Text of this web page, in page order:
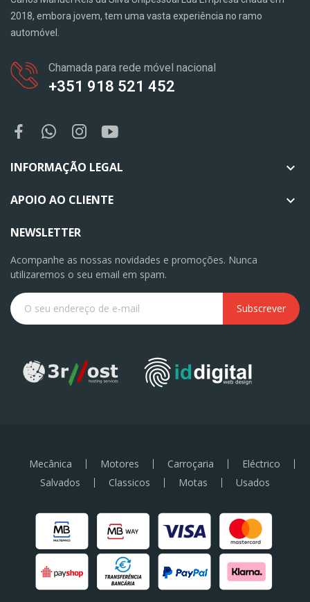
2018, embora jovem, tem uma vasta experiência no ramo
automóvel.
Chamada para rede móvel nacional
+351 918 521 452
INFORMAÇÃO LEGAL 
APOIO AO CLIENTE 
NEWSLETTER
Acompanhe as nossas novidades e promoções. Nunca
utilizaremos o seu email em spam.
Subscrever
Mecânica Motores Carroçaria
Eléctrico
Salvados
Classicos Motas Usados